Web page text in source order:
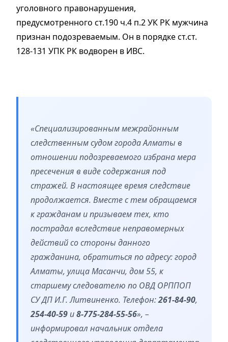
уголовного правонарушения,
предусмотренного ст.190 ч.4 п.2 УК РК мужчина
признан подозреваемым. Он в порядке ст.ст.
128-131 УПК РК водворен в ИВС.
«Специализированным межрайонным
следственным судом города Алматы в
отношении подозреваемого избрана мера
пресечения в виде содержания под
стражей. В настоящее время следствие
продолжается. Вместе с тем обращаемся
к гражданам и призываем тех, кто
пострадал вследствие неправомерных
действий со стороны данного
гражданина, обратиться по адресу: город
Алматы, улица Масанчи, дом 55, к
старшему следователю по ОВД ОРППОП
СУ ДП И.Г. Литвиненко. Телефон:261-84-90,
254-40-59 и8-775-284-55-56», –
информировал начальник отдела